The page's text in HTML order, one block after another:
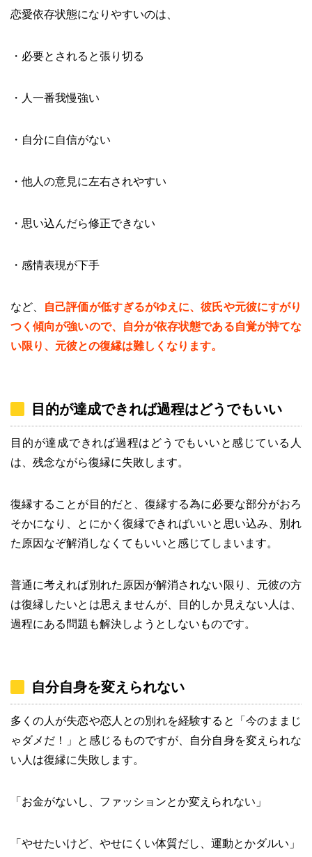
恋愛依存状態になりやすいのは、
・必要とされると張り切る
・人一番我慢強い
・自分に自信がない
・他人の意見に左右されやすい
・思い込んだら修正できない
・感情表現が下手
など、
自己評価が低すぎるがゆえに、彼氏や元彼にすがり
つく傾向が強いので、自分が依存状態である自覚が持てな
い限り、元彼との復縁は難しくなります。
目的が達成できれば過程はどうでもいい
目的が達成できれば過程はどうでもいいと感じている人
は、残念ながら復縁に失敗します。
復縁することが目的だと、復縁する為に必要な部分がおろ
そかになり、とにかく復縁できればいいと思い込み、別れ
た原因なぞ解消しなくてもいいと感じてしまいます。
普通に考えれば別れた原因が解消されない限り、元彼の方
は復縁したいとは思えませんが、目的しか見えない人は、
過程にある問題も解決しようとしないものです。
自分自身を変えられない
多くの人が失恋や恋人との別れを経験すると「今のままじ
ゃダメだ！」と感じるものですが、自分自身を変えられな
い人は復縁に失敗します。
「お金がないし、ファッションとか変えられない」
「やせたいけど、やせにくい体質だし、運動とかダルい」